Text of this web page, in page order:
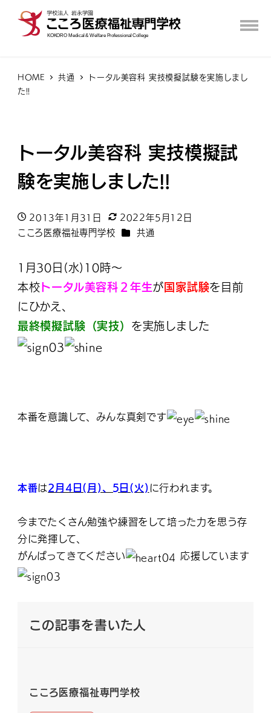
HOME 共通
トータル美容科 実技模擬試験を実施しまし
た!!
トータル美容科 実技模擬試
験を実施しました!!
投稿日2013年1月31日 更新日2022年5月12日
著
こころ医療福祉専門学校 カテゴリー
共通
1月30日(水)10時～
本校トータル美容科２年生が国家試験を目前
にひかえ、
最終模擬試験（実技） を実施しました
本番を意識して、みんな真剣です
本番は2月4日(月)、5日(火)に行われます。
今までたくさん勉強や練習をして培った力を思う存
分に発揮して、
がんばってきてください
応援しています
この記事を書いた人
こころ医療福祉専門学校